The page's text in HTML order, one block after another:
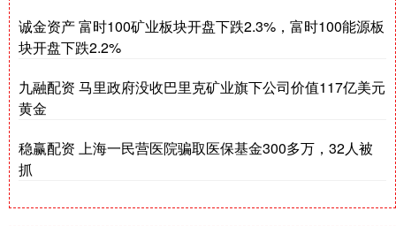
诚金资产 富时100矿业板块开盘下跌2.3%，富时100能源板
块开盘下跌2.2%
九融配资 马里政府没收巴里克矿业旗下公司价值117亿美元
黄金
稳赢配资 上海一民营医院骗取医保基金300多万，32人被
抓